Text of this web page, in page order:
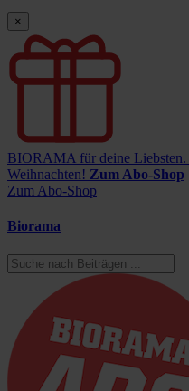
×
BIORAMA für deine Liebsten.
Weihnachten! Zum Abo-Shop
Zum Abo-Shop
Biorama